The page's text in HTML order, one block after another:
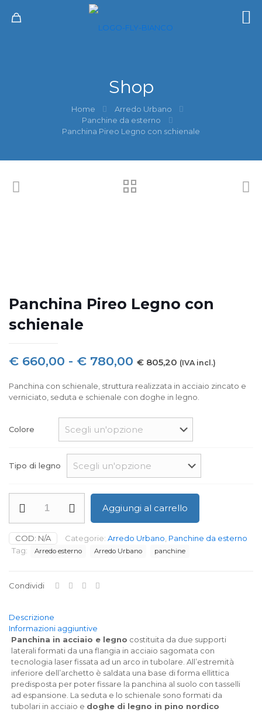
Shop
Home
Arredo Urbano
Panchine da esterno
Panchina Pireo Legno con schienale
Panchina Pireo Legno con
schienale
€ 660,00 - € 780,00 Fascia
prezzo:
€ 660,00
€ 780,00
€ 805,20 (IVA incl.)
Panchina con schienale, struttura realizzata in acciaio zincato e
verniciato, seduta e schienale con doghe in legno.
Colore
Tipo di legno
con
schienale
quantità
Aggiungi al carrello
COD: N/A Categorie: Arredo Urbano Panchine da esterno
Tag:
Arredo esterno Arredo Urbano panchine
Condividi
Descrizione
Informazioni aggiuntive
Panchina in acciaio e legno costituita da due supporti
laterali formati da una flangia in acciaio sagomata con
tecnologia laser fissata ad un arco in tubolare. All’estremità
inferiore dell’archetto è saldata una base di forma ellittica
predisposta per poter fissare la panchina al suolo con tasselli
ad espansione. La seduta e lo schienale sono formati da
tubolari in acciaio e doghe di legno in pino nordico